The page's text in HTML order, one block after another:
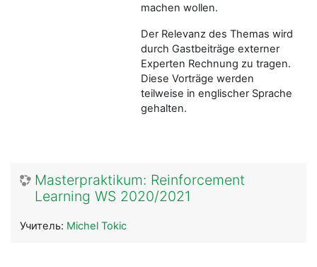
machen wollen.
Der Relevanz des Themas wird
durch Gastbeiträge externer
Experten Rechnung zu tragen.
Diese Vorträge werden
teilweise in englischer Sprache
gehalten.
Masterpraktikum: Reinforcement
Learning WS 2020/2021
Учитель: Michel Tokic